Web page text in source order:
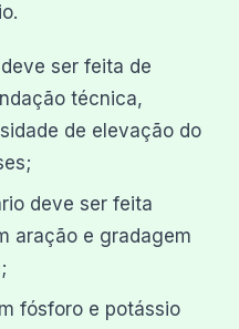
ser feita de
técnica,
de elevação do
deve ser feita
aração e gradagem
fósforo e potássio